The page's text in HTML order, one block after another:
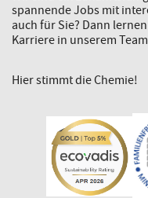
spannende Jobs mit
auch für Sie? Dann
Karriere in unserem
Hier stimmt die Chemie!